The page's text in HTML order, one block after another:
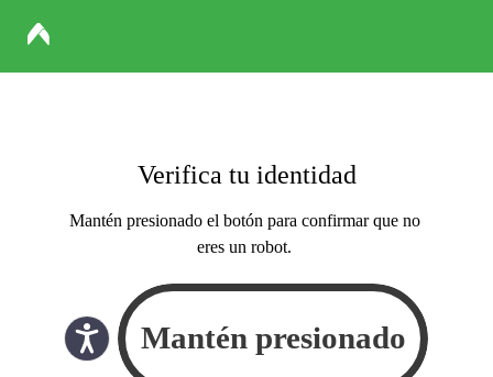
Verifica tu identidad
Mantén presionado el botón para confirmar que no
eres un robot.